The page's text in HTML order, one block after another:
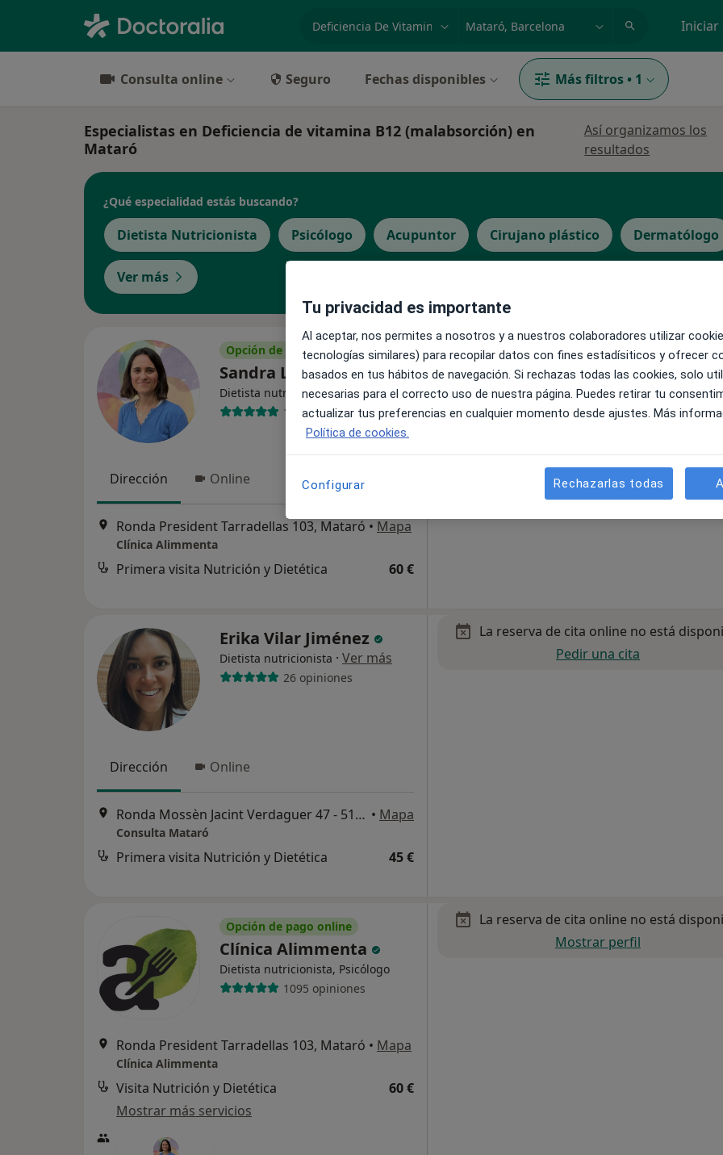
especialidad, enfermedad o nombre
p. ej. Madrid Iniciar
Consulta online Seguro Fechas disponibles Más filtros • 1
Especialistas en Deficiencia de vitamina B12 (malabsorción) en
Mataró
Así organizamos los
resultados
¿Qué especialidad estás buscando?
Dietista Nutricionista Psicólogo Acupuntor Cirujano plástico Dermatólogo
Ver más
Opción de pago online
Sandra López Pascual
Dietista nutricionista·Ver más
130 opiniones
Dirección Online
Ronda President Tarradellas 103, Mataró • Mapa
Clínica Alimmenta
Primera visita Nutrición y Dietética 60 €
La reserva de cita online no está
Pedir una cita
Erika Vilar Jiménez
Dietista nutricionista · Ver más
26 opiniones
Dirección Online
Ronda Mossèn Jacint Verdaguer 47 - 51, Mataró • Mapa
Consulta Mataró
Primera visita Nutrición y Dietética 45 €
La reserva de cita online no está
Pedir una cita
Opción de pago online
Clínica Alimmenta
Dietista nutricionista, Psicólogo
1095 opiniones
Ronda President Tarradellas 103, Mataró • Mapa
Clínica Alimmenta
Visita Nutrición y Dietética
60 €
Mostrar más servicios
La reserva de cita online no está
Mostrar perfil
Tu privacidad es importante
Al aceptar, nos permites a nosotros y a nuestros colaboradores utilizar
tecnologías similares) para recopilar datos con fines estadísiticos y ofrecer
basados en tus hábitos de navegación. Si rechazas todas las cookies, solo
necesarias para el correcto uso de nuestra página. Puedes retirar tu
actualizar tus preferencias en cualquier momento desde ajustes. Más
Política de cookies.
Configurar Rechazarlas todas